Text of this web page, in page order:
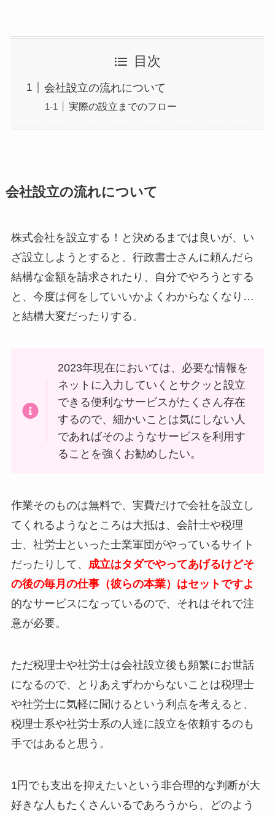
目次
会社設立の流れについて
実際の設立までのフロー
会社設立の流れについて
株式会社を設立する！と決めるまでは良いが、い
ざ設立しようとすると、行政書士さんに頼んだら
結構な金額を請求されたり、自分でやろうとする
と、今度は何をしていいかよくわからなくなり…
と結構大変だったりする。
2023年現在においては、必要な情報を
ネットに入力していくとサクッと設立
できる便利なサービスがたくさん存在
するので、細かいことは気にしない人
であればそのようなサービスを利用す
ることを強くお勧めしたい。
作業そのものは無料で、実費だけで会社を設立し
てくれるようなところは大抵は、会計士や税理
士、社労士といった士業軍団がやっているサイト
だったりして、 成立はタダでやってあげるけどそ
の後の毎月の仕事（彼らの本業）はセットですよ
的なサービスになっているので、それはそれで注
意が必要。
ただ税理士や社労士は会社設立後も頻繁にお世話
になるので、とりあえずわからないことは税理士
や社労士に気軽に聞けるという利点を考えると、
税理士系や社労士系の人達に設立を依頼するのも
手ではあると思う。
1円でも支出を抑えたいという非合理的な判断が大
好きな人もたくさんいるであろうから、どのよう